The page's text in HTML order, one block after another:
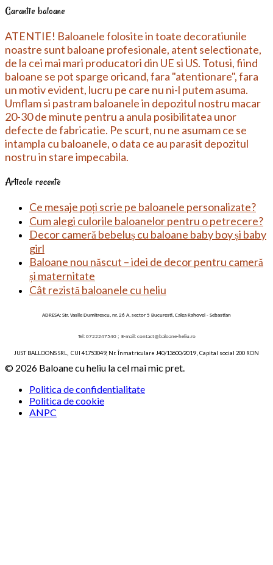
Garantie baloane
ATENTIE! Baloanele folosite in toate decoratiunile
noastre sunt baloane profesionale, atent selectionate,
de la cei mai mari producatori din UE si US. Totusi, fiind
baloane se pot sparge oricand, fara "atentionare", fara
un motiv evident, lucru pe care nu ni-l putem asuma.
Umflam si pastram baloanele in depozitul nostru macar
20-30 de minute pentru a anula posibilitatea unor
defecte de fabricatie. Pe scurt, nu ne asumam ce se
intampla cu baloanele, o data ce au parasit depozitul
nostru in stare impecabila.
Articole recente
Ce mesaje poți scrie pe baloanele personalizate?
Cum alegi culorile baloanelor pentru o petrecere?
Decor cameră bebeluș cu baloane baby boy și baby
girl
Baloane nou născut – idei de decor pentru cameră
și maternitate
Cât rezistă baloanele cu heliu
ADRESA: Str. Vasile Dumitrescu, nr. 26 A, sector 5 Bucuresti, Calea Rahovei - Sebastian
Tel: 0722247540 ; E-mail: contact@baloane-heliu.ro
JUST BALLOONS SRL, CUI 41753049, Nr. Înmatriculare J40/13600/2019 , Capital social 200 RON
© 2026 Baloane cu heliu la cel mai mic pret.
Politica de confidentialitate
Politica de cookie
ANPC